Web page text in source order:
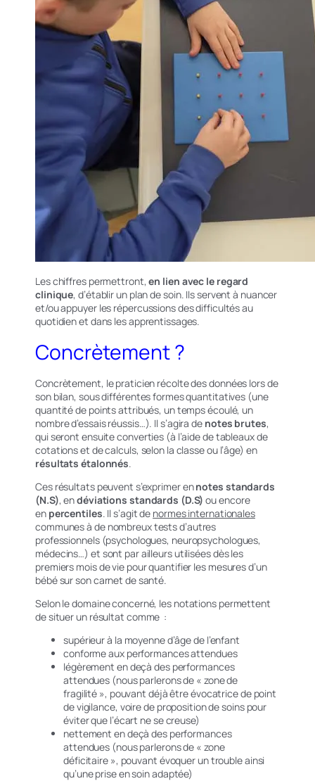
Les chiffres permettront,en lien avec le regard
clinique, d’établir un plan de soin. Ils servent à nuancer
et/ou appuyer les répercussions des difficultés au
quotidien et dans les apprentissages.
Concrètement ?
Concrètement, le praticien récolte des données lors de
son bilan, sous différentes formes quantitatives (une
quantité de points attribués, un temps écoulé, un
nombre d’essais réussis…). Il s’agira de notes brutes,
qui seront ensuite converties (à l’aide de tableaux de
cotations et de calculs, selon la classe ou l’âge) en
résultats étalonnés.
Ces résultats peuvent s’exprimer ennotes standards
(N.S), endéviations standards (D.S) ou encore
en percentiles. Il s’agit de normes internationales
communes à de nombreux tests d’autres
professionnels (psychologues, neuropsychologues,
médecins…) et sont par ailleurs utilisées dès les
premiers mois de vie pour quantifier les mesures d’un
bébé sur son carnet de santé.
Selon le domaine concerné, les notations permettent
de situer un résultat comme :
supérieur à la moyenne d’âge de l’enfant
conforme aux performances attendues
légèrement en deçà des performances
attendues (nous parlerons de « zone de
fragilité », pouvant déjà être évocatrice de point
de vigilance, voire de proposition de soins pour
éviter que l’écart ne se creuse)
nettement en deçà des performances
attendues (nous parlerons de « zone
déficitaire », pouvant évoquer un trouble ainsi
qu’une prise en soin adaptée)